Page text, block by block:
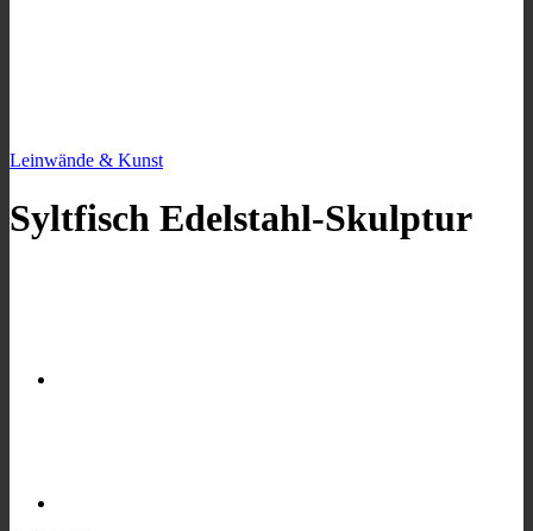
Leinwände & Kunst
Syltfisch Edelstahl-Skulptur